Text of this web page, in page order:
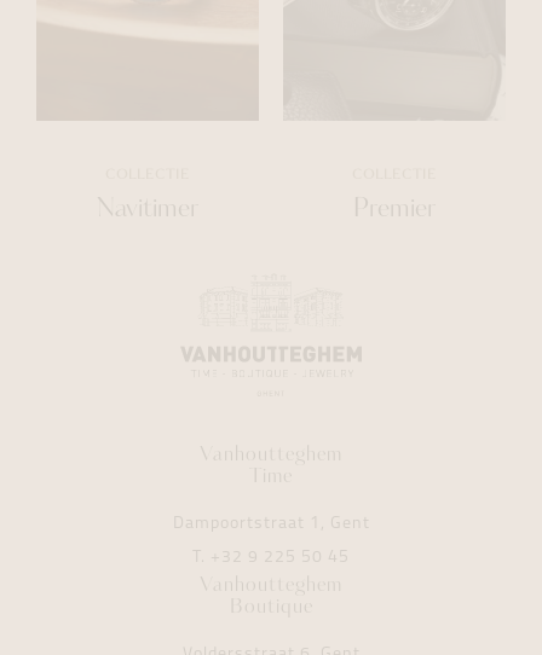
Navitimer Premier
Vanhoutteghem
Time
Dampoortstraat 1, Gent
T. +32 9 225 50 45
Vanhoutteghem
Boutique